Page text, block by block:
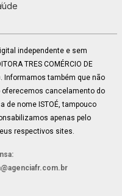
independente e sem
TRES COMÉRCIO DE
Informamos também que não
cancelamento do
de nome ISTOÉ, tampouco
apenas pelo
respectivos sites.